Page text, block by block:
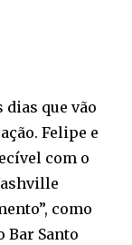
dias que vão
Felipe e
com o
como
Bar Santo